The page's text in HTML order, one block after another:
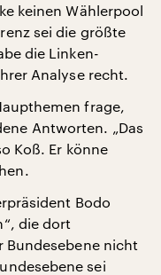
keinen Wählerpool
sei die größte
die Linken-
Analyse recht.
frage,
Antworten. „Das
Koß. Er könne
Bodo
die dort
Bundesebene nicht
sei